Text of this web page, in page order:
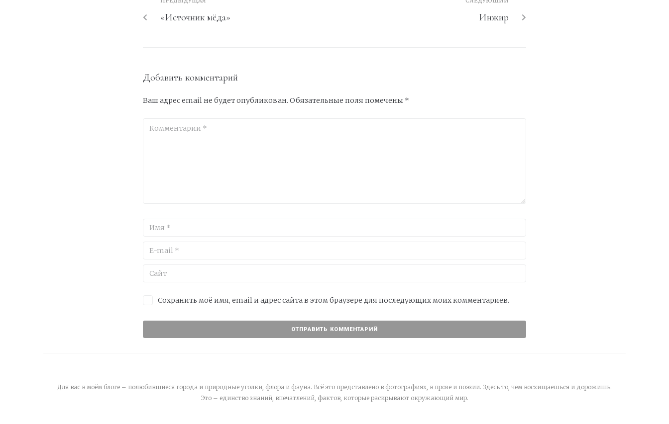
«Источник мёда» Инжир
Добавить комментарий
Ваш адрес email не будет опубликован. Обязательные поля помечены *
Сохранить моё имя, email и адрес сайта в этом браузере для последующих моих комментариев.
Для вас в моём блоге – полюбившиеся города и природные уголки, флора и фауна. Всё это представлено в фотографиях, в прозе и поэзии. Здесь то, чем восхищаешься и дорожишь.
Это – единство знаний, впечатлений, фактов, которые раскрывают окружающий мир.